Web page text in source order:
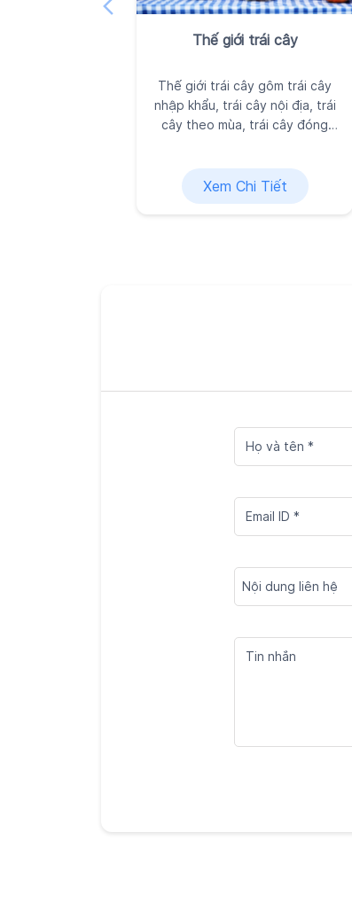
Thế giới trái cây
Thế giới trái cây gôm trái cây
nhập khẩu, trái cây nội địa, trái
cây theo mùa, trái cây đóng
Kingfoodmart tuyển chọn kỹ
lưỡng vì sức khỏe và niềm vui
Xem Chi Tiết